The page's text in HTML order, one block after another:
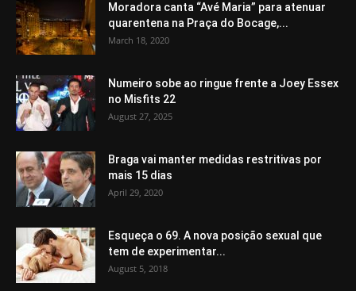
Moradora canta “Avé Maria” para atenuar
quarentena na Praça do Bocage,...
March 18, 2020
Numeiro sobe ao ringue frente a Joey Essex
no Misfits 22
August 27, 2025
Braga vai manter medidas restritivas por
mais 15 dias
April 29, 2020
Esqueça o 69. A nova posição sexual que
tem de experimentar...
August 5, 2018